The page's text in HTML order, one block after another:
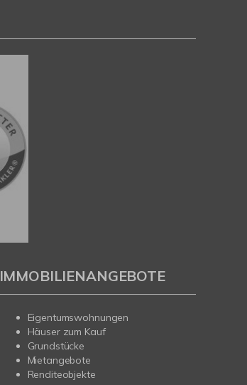
IMMOBILIENANGEBOTE
Eigentumswohnungen
Häuser zum Kauf
Grundstücke
Mietangebote
Renditeobjekte